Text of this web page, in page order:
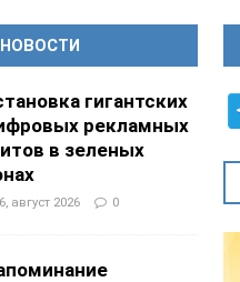
УЧЕТ
гигантских
рекламных
в зеленых
6, август 2026 0